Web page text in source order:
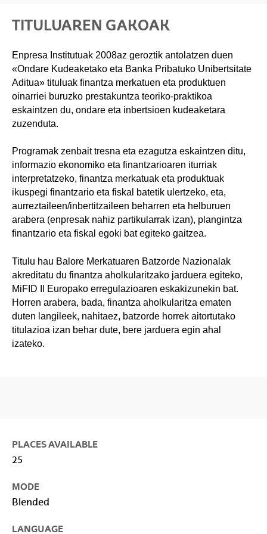
TITULUAREN GAKOAK
Enpresa Institutuak 2008az geroztik antolatzen duen
«Ondare Kudeaketako eta Banka Pribatuko Unibertsitate
Aditua» tituluak finantza merkatuen eta produktuen
oinarriei buruzko prestakuntza teoriko-praktikoa
eskaintzen du, ondare eta inbertsioen kudeaketara
zuzenduta.
Programak zenbait tresna eta ezagutza eskaintzen ditu,
informazio ekonomiko eta finantzarioaren iturriak
interpretatzeko, finantza merkatuak eta produktuak
ikuspegi finantzario eta fiskal batetik ulertzeko, eta,
aurreztaileen/inbertitzaileen beharren eta helburuen
arabera (enpresak nahiz partikularrak izan), plangintza
finantzario eta fiskal egoki bat egiteko gaitzea.
Titulu hau Balore Merkatuaren Batzorde Nazionalak
akreditatu du finantza aholkularitzako jarduera egiteko,
MiFID II Europako erregulazioaren eskakizunekin bat.
Horren arabera, bada, finantza aholkularitza ematen
duten langileek, nahitaez, batzorde horrek aitortutako
titulazioa izan behar dute, bere jarduera egin ahal
izateko.
PLACES AVAILABLE
25
MODE
Blended
LANGUAGE